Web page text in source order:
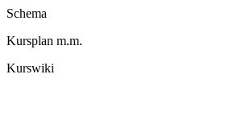
Schema
Kursplan m.m.
Kurswiki